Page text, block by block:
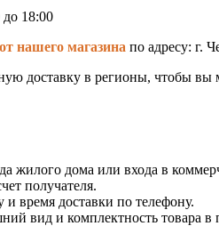
18:00
нашего магазина по адресу: г.
доставку в регионы, чтобы вы
жилого дома или входа в
получателя.
время доставки по телефону.
вид и комплектность товара в